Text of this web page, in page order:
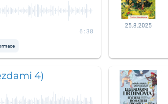
6:38
25.8.2025
4)